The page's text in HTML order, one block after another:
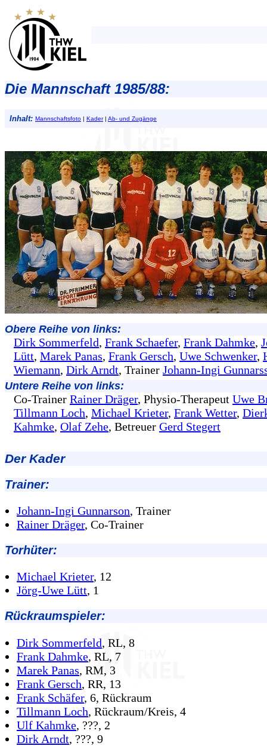
Die Mannschaft 1985/88:
Inhalt: Mannschaftsfoto | Kader| Ab- und Zugänge
Obere Reihe von links:
Dirk Sommerfeld, Frank Schaefer, Frank Dahmke,
Lütt, Marek Panas, Frank Gersch, Uwe Schwenker,
Wiemann, Dirk Arndt, Trainer Johann-Ingi
Untere Reihe von links:
Co-Trainer Rainer Dräger, Physio-Therapeut Uwe
Tillmann Loch, Michael Krieter, Frank Wetter,
Kahmke, Olaf Zehe, Betreuer Gerd Stegert
Der Kader
Trainer:
Johann-Ingi Gunnarson, Trainer
Rainer Dräger, Co-Trainer
Torhüter:
Michael Krieter, 12
Jörg-Uwe Lütt, 1
Rückraumspieler:
Dirk Sommerfeld, RL, 8
Frank Dahmke, RL, 7
Marek Panas, RM, 3
Frank Gersch, RR, 13
Frank Schäfer, 6, Rückraum
Tillmann Loch, Rückraum/Kreis, 4
Ulf Kahmke, ???, 2
Dirk Arndt, ???, 9